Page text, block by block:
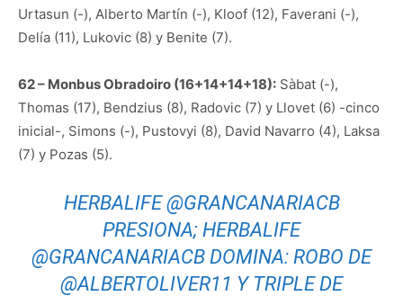
Urtasun (-), Alberto Martín (-), Kloof (12), Faverani (-),
Delía (11), Lukovic (8) y Benite (7).
62 – Monbus Obradoiro (16+14+14+18): Sàbat (-),
Thomas (17), Bendzius (8), Radovic (7) y Llovet (6) -cinco
inicial-, Simons (-), Pustovyi (8), David Navarro (4), Laksa
(7) y Pozas (5).
HERBALIFE@GRANCANARIACB
PRESIONA; HERBALIFE
@GRANCANARIACB DOMINA: ROBO DE
@ALBERTOLIVER11 Y TRIPLE DE